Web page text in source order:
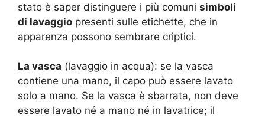
stato è saper distinguere i più comuni simboli
di lavaggio presenti sulle etichette, che in
apparenza possono sembrare criptici.
La vasca (lavaggio in acqua): se la vasca
contiene una mano, il capo può essere lavato
solo a mano. Se la vasca è sbarrata, non deve
essere lavato né a mano né in lavatrice; il